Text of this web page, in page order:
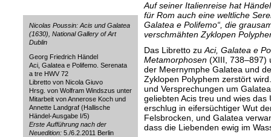
Nicolas Poussin: Acis und Galatea
(1630), National Gallery of Art
Dublin
Georg Friedrich Händel
Aci, Galatea e Polifemo. Serenata
a tre HWV 72
Libretto von Nicola Giuvo
Hrsg. von Wolfram Windszus unter
Mitarbeit von Annerose Koch und
Annette Landgraf (Hallische
Händel-Ausgabe I/5)
Erste Aufführung nach der
Neuedition:5./6.2.2011 Berlin
Auf seiner Italienreise hat
für Rom auch eine weltliche
Galatea e Polifemo“, die
verschmähten Zyklopen
Das Libretto zu Aci, Galatea e
Metamorphosen(XIII, 738–897)
der Meernymphe Galatea und
Zyklopen Polyphem zerstört
und Versprechungen um
geliebten Acis treu und wies
erschlug in eifersüchtiger Wut
Felsbrocken, und Galatea
dass die Liebenden ewig im